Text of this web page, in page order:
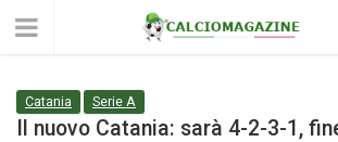
Catania Serie A
Il nuovo Catania: sarà 4-2-3-1,